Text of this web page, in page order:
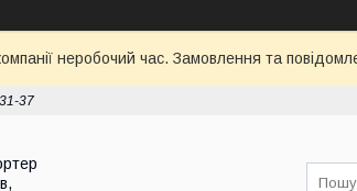
неробочий час. Замовлення та
37